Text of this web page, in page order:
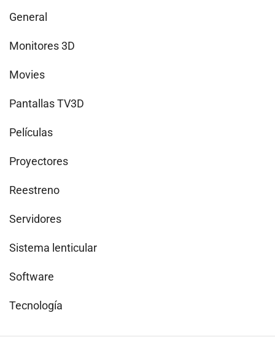
General
Monitores 3D
Movies
Pantallas TV3D
Películas
Proyectores
Reestreno
Servidores
Sistema lenticular
Software
Tecnología